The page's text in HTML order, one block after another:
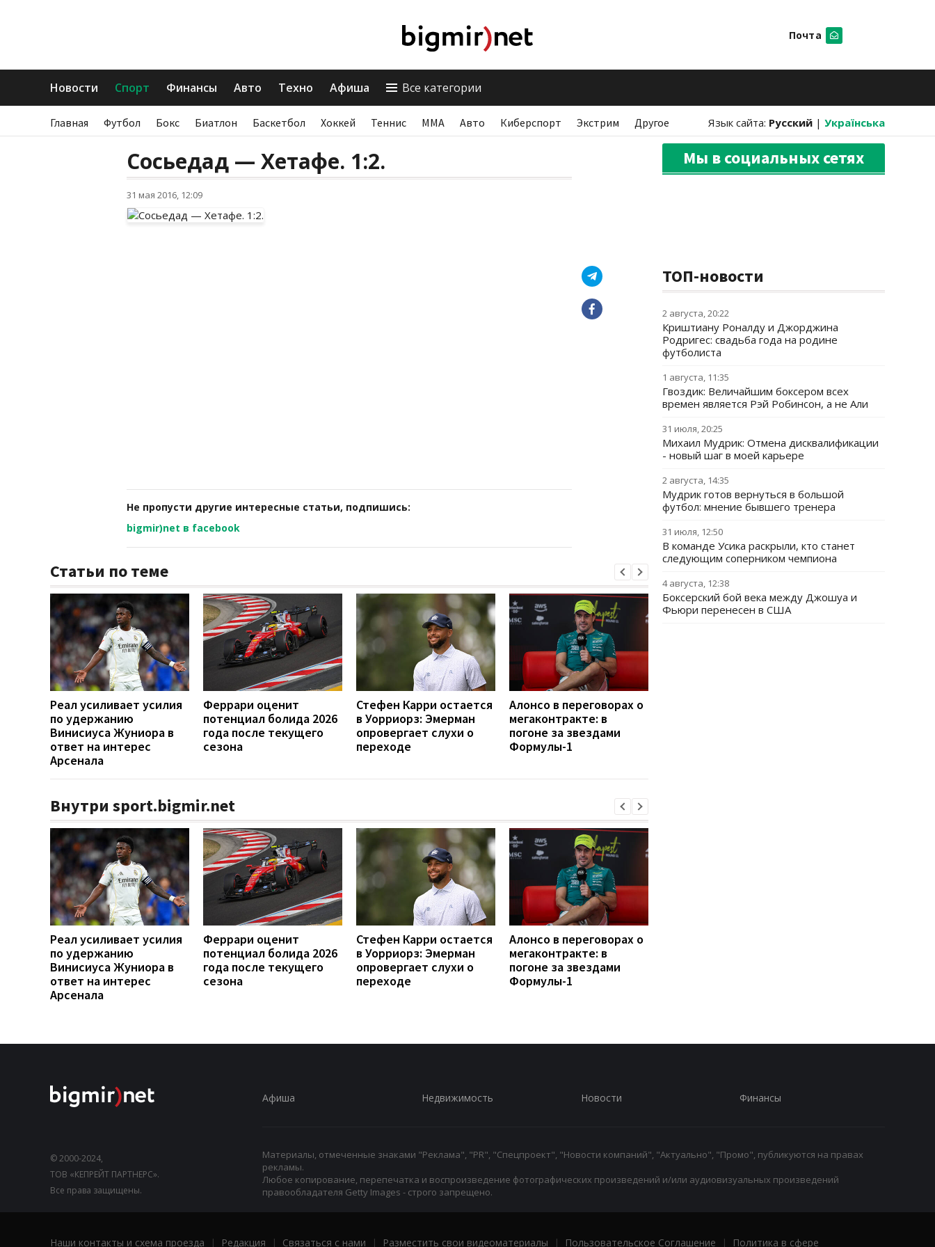
Почта
Новости Спорт Финансы Авто Техно Афиша Все категории
Главная Футбол Бокс Биатлон Баскетбол Хоккей Теннис ММА Авто Киберспорт Экстрим Другое Язык сайта: Русский | Українська
Сосьедад — Хетафе. 1:2.
31 мая 2016, 12:09
Не пропусти другие интересные статьи, подпишись:
bigmir)net в facebook
Статьи по теме
Реал усиливает усилия
по удержанию
Винисиуса Жуниора в
ответ на интерес
Арсенала
Феррари оценит
потенциал болида 2026
года после текущего
сезона
Стефен Карри остается
в Уорриорз: Эмерман
опровергает слухи о
переходе
Алонсо в переговорах о
мегаконтракте: в
погоне за звездами
Формулы-1
Внутри sport.bigmir.net
Реал усиливает усилия
по удержанию
Винисиуса Жуниора в
ответ на интерес
Арсенала
Феррари оценит
потенциал болида 2026
года после текущего
сезона
Стефен Карри остается
в Уорриорз: Эмерман
опровергает слухи о
переходе
Алонсо в переговорах о
мегаконтракте: в
погоне за звездами
Формулы-1
Мы в социальных сетях
ТОП-новости
2 августа, 20:22
Криштиану Роналду и Джорджина
Родригес: свадьба года на родине
футболиста
1 августа, 11:35
Гвоздик: Величайшим боксером всех
времен является Рэй Робинсон, а не Али
31 июля, 20:25
Михаил Мудрик: Отмена дисквалификации
- новый шаг в моей карьере
2 августа, 14:35
Мудрик готов вернуться в большой
футбол: мнение бывшего тренера
31 июля, 12:50
В команде Усика раскрыли, кто станет
следующим соперником чемпиона
4 августа, 12:38
Боксерский бой века между Джошуа и
Фьюри перенесен в США
© 2000-2024,
ТОВ «КЕПРЕЙТ ПАРТНЕРС».
Все права защищены.
Афиша Недвижимость Новости Финансы
Материалы, отмеченные знаками "Реклама", "PR", "Спецпроект", "Новости компаний", "Актуально", "Промо", публикуются на правах
рекламы.
Любое копирование, перепечатка и воспроизведение фотографических произведений и/или аудиовизуальных произведений
правообладателя Getty Images - строго запрещено.
Наши контакты и схема проезда | Редакция | Связаться с нами | Разместить свои видеоматериалы | Пользовательское Соглашение | Политика в сфере